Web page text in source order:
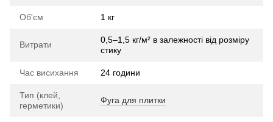
Об'єм 1 кг
Витрати
0,5–1,5 кг/м² в залежності від розміру
стику
Час висихання 24 години
Тип (клей,
герметики)
Фуга для плитки